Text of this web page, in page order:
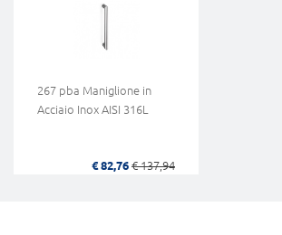
267 pba Maniglione in
Acciaio Inox AISI 316L
€ 82,76 € 137,94